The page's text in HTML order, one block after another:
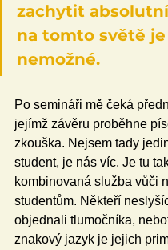
zachytit
na tomto světě
nemožné.
Po semináři mě čeká
jejímž závěru proběhne
zkouška. Nejsem tady
student, je nás víc. Je tu
kombinovaná služba vůči
studentům. Někteří
objednali tlumočníka,
znakový jazyk je jejich